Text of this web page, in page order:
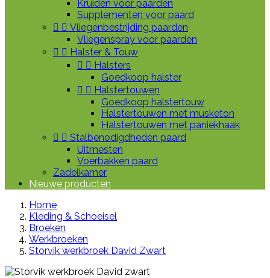
Kruiden voor paarden
Supplementen voor paard
  Vliegenbestrijding paarden
Vliegenspray voor paarden
  Halster & Touw
  Halsters
Goedkoop halster
  Halstertouwen
Goedkoop halstertouw
Halstertouwen met musketon
Halstertouwen met paniekhaak
  Stalbenodigdheden paard
Uitmesten
Voerbakken paard
Zadelkamer
Nieuwe producten
Home
Kleding & Schoeisel
Broeken
Werkbroeken
Storvik werkbroek David Zwart